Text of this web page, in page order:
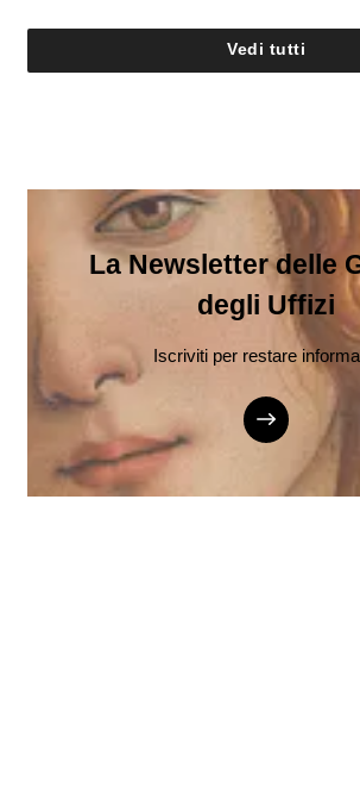
Vedi tutti
La Newsletter delle
degli Uffizi
Iscriviti per restare